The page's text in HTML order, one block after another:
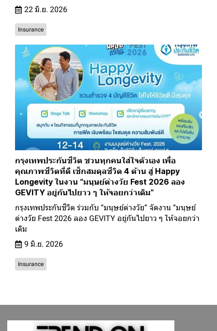
22 มิ.ย. 2026
Insurance
กรุงเทพประกันชีวิต ชวนทุกคนใส่ใจตัวเอง เพื่อ
คุณภาพชีวิตที่ดี เช็กสมดุลชีวิต 4 ด้าน สู่ Happy
Longevity ในงาน “มนุษย์ต่างวัย Fest 2026 ลอง
GEVITY อยู่กันไปยาว ๆ ให้จอยกว่าเดิม”
กรุงเทพประกันชีวิต ร่วมกับ “มนุษย์ต่างวัย” จัดงาน “มนุษย์
ต่างวัย Fest 2026 ลอง GEVITY อยู่กันไปยาว ๆ ให้จอยกว่า
เดิม
9 มิ.ย. 2026
Insurance